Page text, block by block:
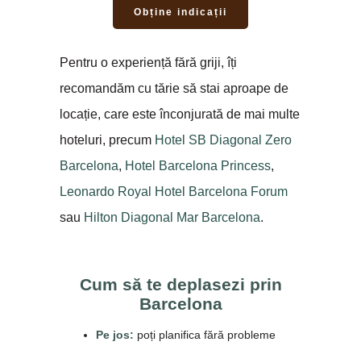
Obține indicații
Pentru o experiență fără griji, îți
recomandăm cu tărie să stai aproape de
locație, care este înconjurată de mai multe
hoteluri, precum Hotel SB Diagonal Zero
Barcelona, Hotel Barcelona Princess,
Leonardo Royal Hotel Barcelona Forum
sau Hilton Diagonal Mar Barcelona.
Cum să te deplasezi prin
Barcelona
Pe jos: poți planifica fără probleme